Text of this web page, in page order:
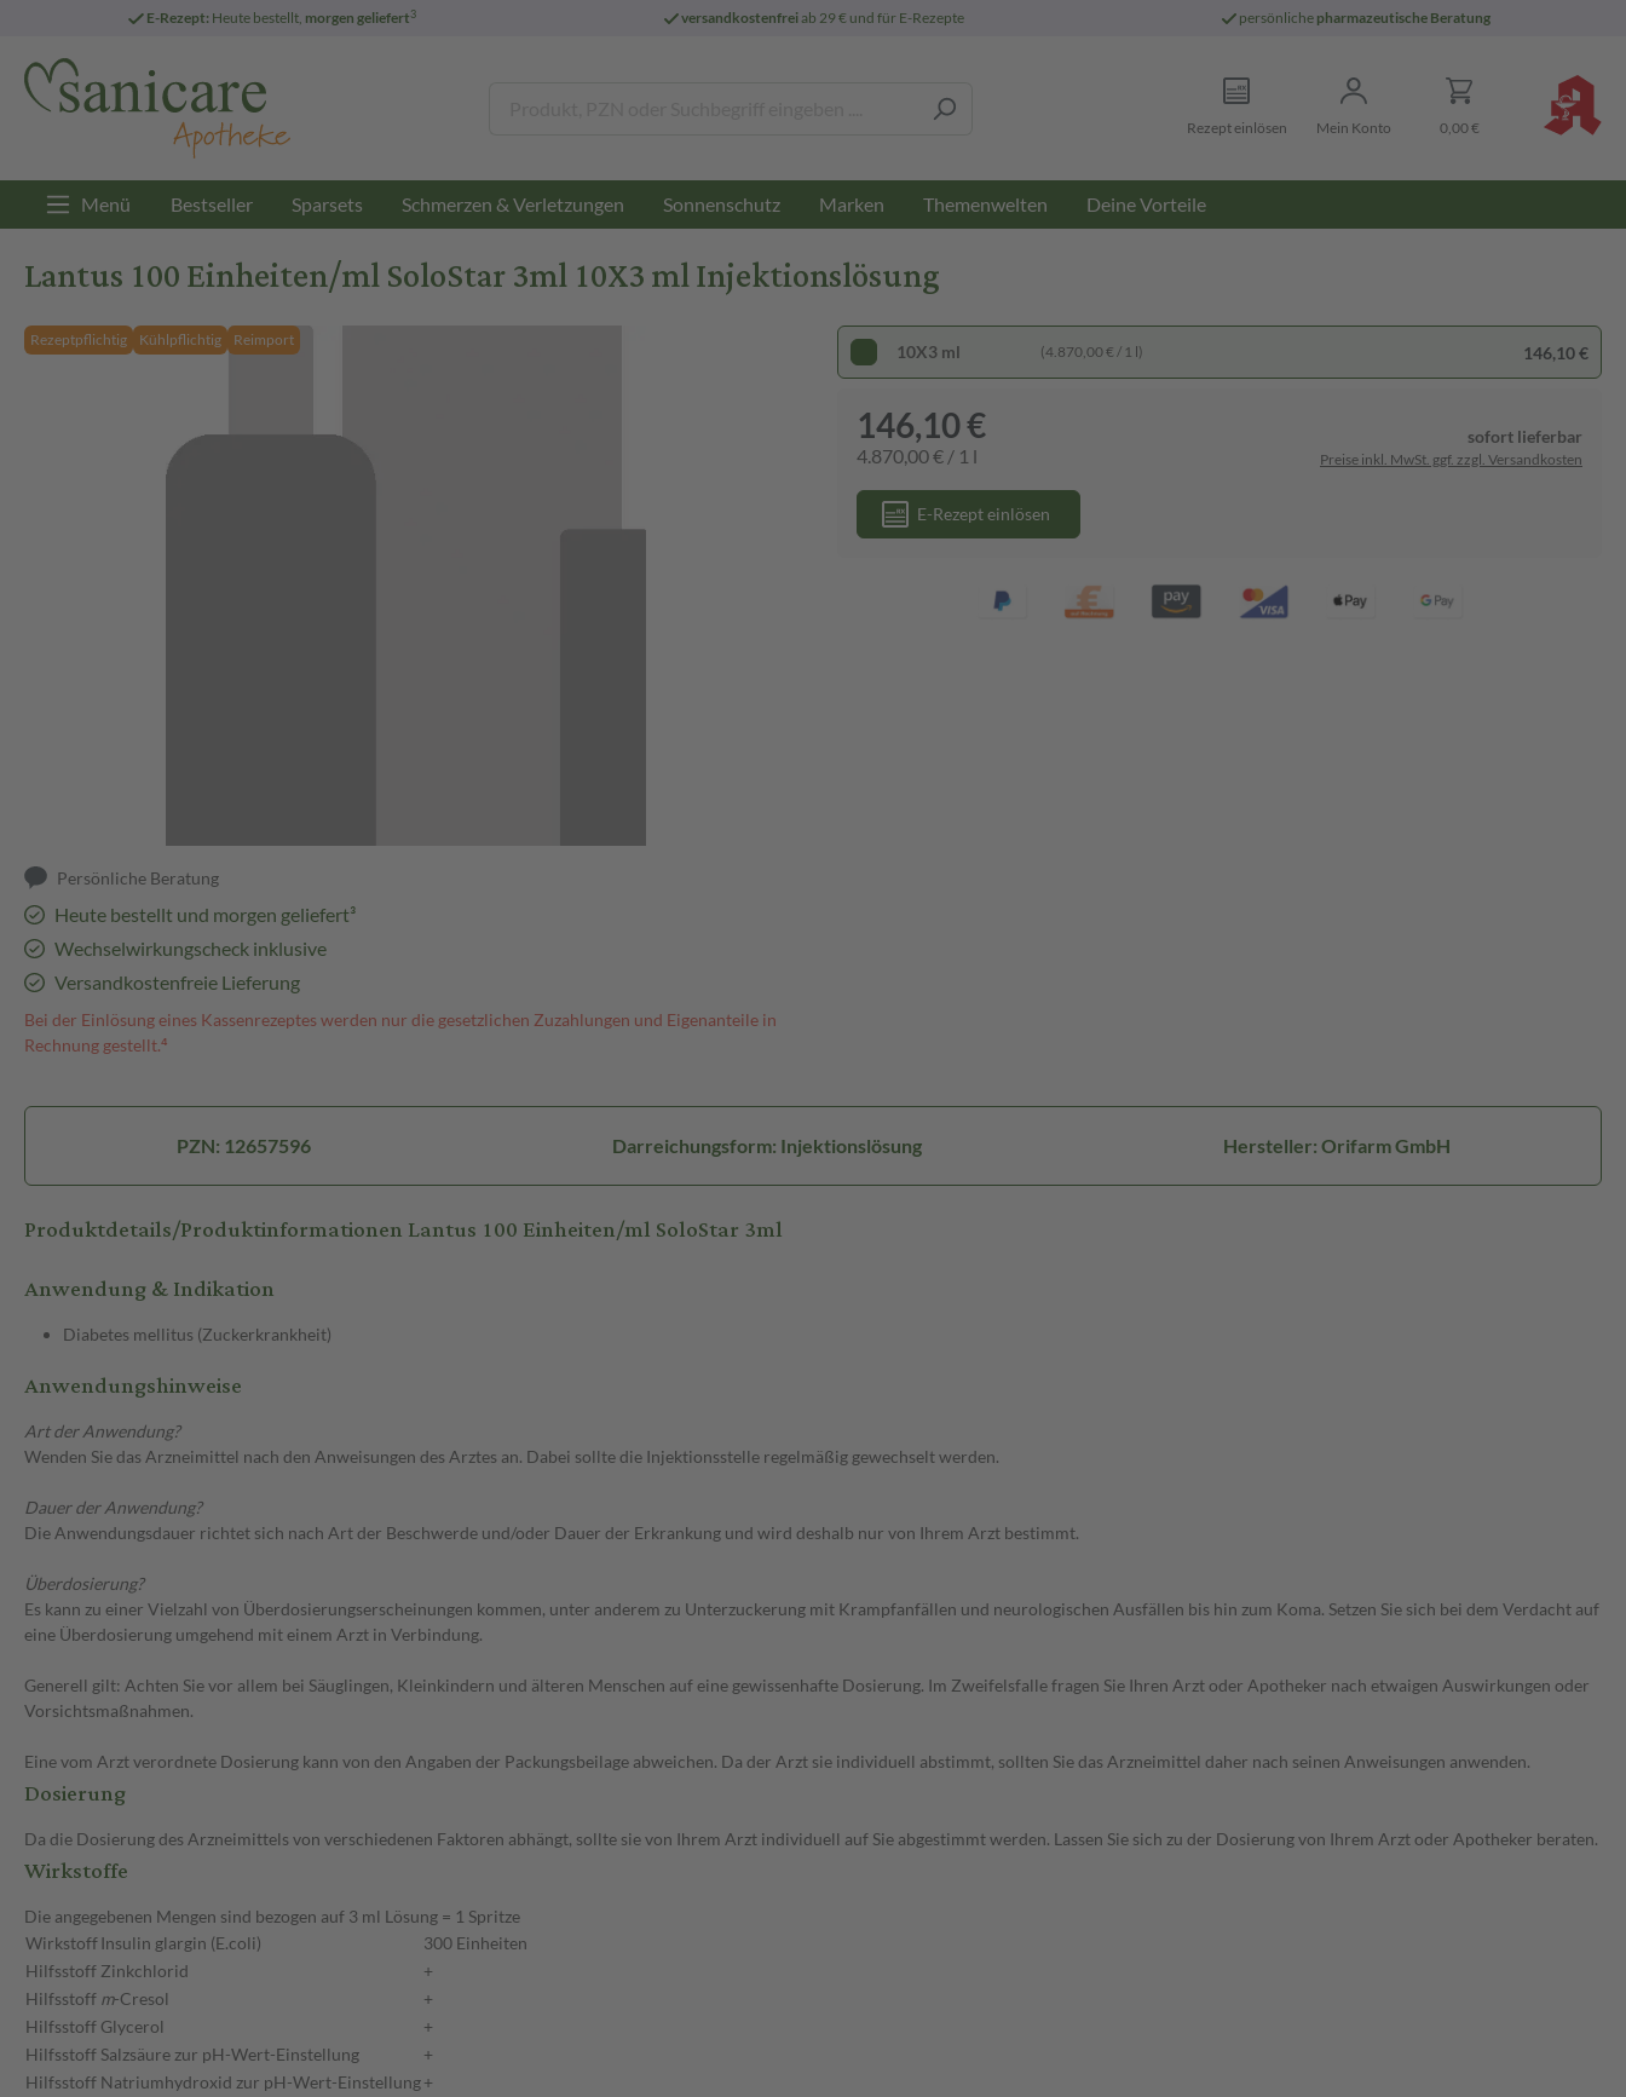
E-Rezept: Heute bestellt, morgen geliefert3 versandkostenfreiab 29 € und für E-Rezepte persönliche pharmazeutische Beratung
Rezept einlösen Mein Konto 0,00 €
Menü Bestseller Sparsets Schmerzen & Verletzungen Sonnenschutz Marken Themenwelten Deine Vorteile
Lantus 100 Einheiten/ml SoloStar 3ml 10X3 ml Injektionslösung
Rezeptpflichtig Kühlpflichtig Reimport
Persönliche Beratung
Heute bestellt und morgen geliefert³
Wechselwirkungscheck inklusive
Versandkostenfreie Lieferung
Bei der Einlösung eines Kassenrezeptes werden nur die gesetzlichen Zuzahlungen und Eigenanteile in
Rechnung gestellt.⁴
10X3 ml (4.870,00 € / 1 l) 146,10 €
146,10 €
4.870,00 € / 1 l
sofort lieferbar
Preise inkl. MwSt. ggf. zzgl. Versandkosten
E-Rezept einlösen
PZN: 12657596 Darreichungsform: Injektionslösung Hersteller: Orifarm GmbH
Produktdetails/Produktinformationen Lantus 100 Einheiten/ml SoloStar 3ml
Anwendung & Indikation
Diabetes mellitus (Zuckerkrankheit)
Anwendungshinweise
Art der Anwendung?
Wenden Sie das Arzneimittel nach den Anweisungen des Arztes an. Dabei sollte die Injektionsstelle regelmäßig gewechselt werden.
Dauer der Anwendung?
Die Anwendungsdauer richtet sich nach Art der Beschwerde und/oder Dauer der Erkrankung und wird deshalb nur von Ihrem Arzt bestimmt.
Überdosierung?
Es kann zu einer Vielzahl von Überdosierungserscheinungen kommen, unter anderem zu Unterzuckerung mit Krampfanfällen und neurologischen Ausfällen bis hin zum Koma. Setzen Sie sich bei dem Verdacht auf
eine Überdosierung umgehend mit einem Arzt in Verbindung.
Generell gilt: Achten Sie vor allem bei Säuglingen, Kleinkindern und älteren Menschen auf eine gewissenhafte Dosierung. Im Zweifelsfalle fragen Sie Ihren Arzt oder Apotheker nach etwaigen Auswirkungen oder
Vorsichtsmaßnahmen.
Eine vom Arzt verordnete Dosierung kann von den Angaben der Packungsbeilage abweichen. Da der Arzt sie individuell abstimmt, sollten Sie das Arzneimittel daher nach seinen Anweisungen anwenden.
Dosierung
Da die Dosierung des Arzneimittels von verschiedenen Faktoren abhängt, sollte sie von Ihrem Arzt individuell auf Sie abgestimmt werden. Lassen Sie sich zu der Dosierung von Ihrem Arzt oder Apotheker beraten.
Wirkstoffe
Die angegebenen Mengen sind bezogen auf 3 ml Lösung = 1 Spritze
WirkstoffInsulin glargin (E.coli)
300 Einheiten
Hilfsstoff Zinkchlorid
+
Hilfsstoff m-Cresol
+
Hilfsstoff Glycerol
+
Hilfsstoff Salzsäure zur pH-Wert-Einstellung
+
Hilfsstoff Natriumhydroxid zur pH-Wert-Einstellung+